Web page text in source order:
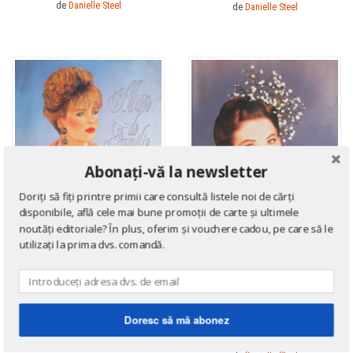
Anisoara Odeanu
Anna Sewell
Annabel Murray
Anne and Ed Kolaczyk
Anne Birkefeldt Ragde
Anne de Vries
Anne Frank
Anne Hampson
Anne Hebert
Anne Marie Desmarest
Anne Mariel
Anne Styles
de Danielle Steel de Danielle Steel
ROMANE DE DRAGOSTE
Album de familie
Anisoara Odeanu
Anna Sewell
Annabel Murray
Anne and Ed Kolaczyk
Anne Birkefeldt Ragde
Anne de Vries
Anne Frank
Anne Hampson
Anne Hebert
Anne Marie Desmarest
Anne Mariel
Anne Styles
Abonați-vă la newsletter
Doriți să fiți printre primii care consultă listele noi de cărți
disponibile, află cele mai bune promoții de carte și ultimele
noutăți editoriale? În plus, oferim și vouchere cadou, pe care să le
utilizați la prima dvs. comandă.
Doresc să mă abonez